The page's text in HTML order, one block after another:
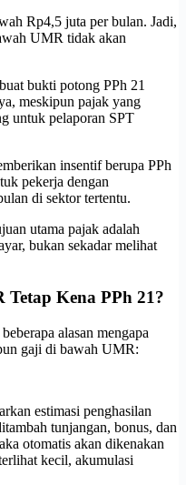
Rp4,5 juta per bulan. Jadi,
UMR tidak akan
bukti potong PPh 21
meskipun pajak yang
untuk pelaporan SPT
insentif berupa PPh
pekerja dengan
di sektor tertentu.
utama pajak adalah
bukan sekadar melihat
Kena PPh 21?
alasan mengapa
gaji di bawah UMR:
estimasi penghasilan
tunjangan, bonus, dan
otomatis akan dikenakan
kecil, akumulasi